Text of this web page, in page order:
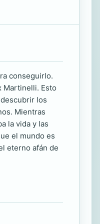
conseguirlo.
Martinelli. Esto
los
Mientras
la vida y las
el mundo es
eterno afán de